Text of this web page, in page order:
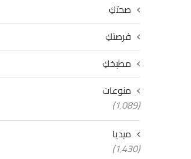
صحتكِ
فرصتكِ
مطبخكِ
منوعات
(1٬089)
ميديا
(1٬430)